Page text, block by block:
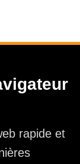
rapide et